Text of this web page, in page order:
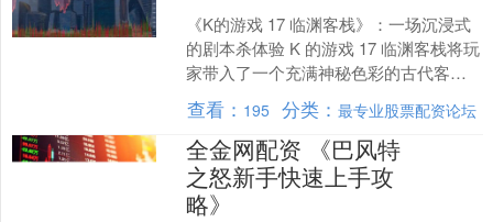
《K的游戏 17 临渊客栈》：一场沉浸式
的剧本杀体验 K 的游戏 17 临渊客栈将玩
家带入了一个充满神秘色彩的古代客栈
世界。临渊客栈坐落在一座偏僻的山谷
之中，周....
查看： 195 分类： 最专业股票配资论坛
全金网配资 《巴风特
之怒新手快速上手攻
略》